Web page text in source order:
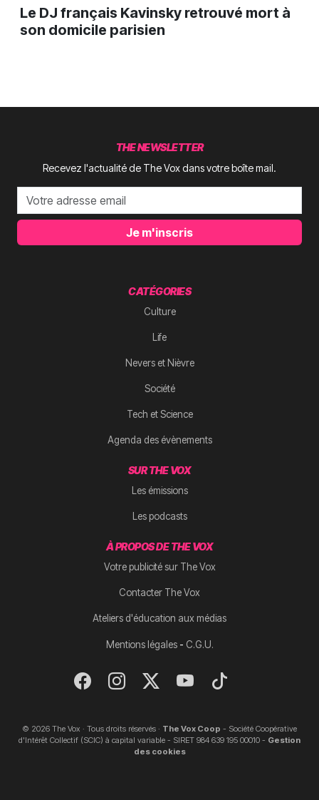
Le DJ français Kavinsky retrouvé mort à
son domicile parisien
THE NEWSLETTER
Recevez l'actualité de The Vox dans votre boîte mail.
Je m'inscris
CATÉGORIES
Culture
Life
Nevers et Nièvre
Société
Tech et Science
Agenda des évènements
SUR THE VOX
Les émissions
Les podcasts
À PROPOS DE THE VOX
Votre publicité sur The Vox
Contacter The Vox
Ateliers d'éducation aux médias
Mentions légales- C.G.U.
© 2026 The Vox · Tous droits réservés · The Vox Coop - Société Coopérative
d'Intérêt Collectif (SCIC) à capital variable - SIRET 984 639 195 00010 - Gestion
des cookies